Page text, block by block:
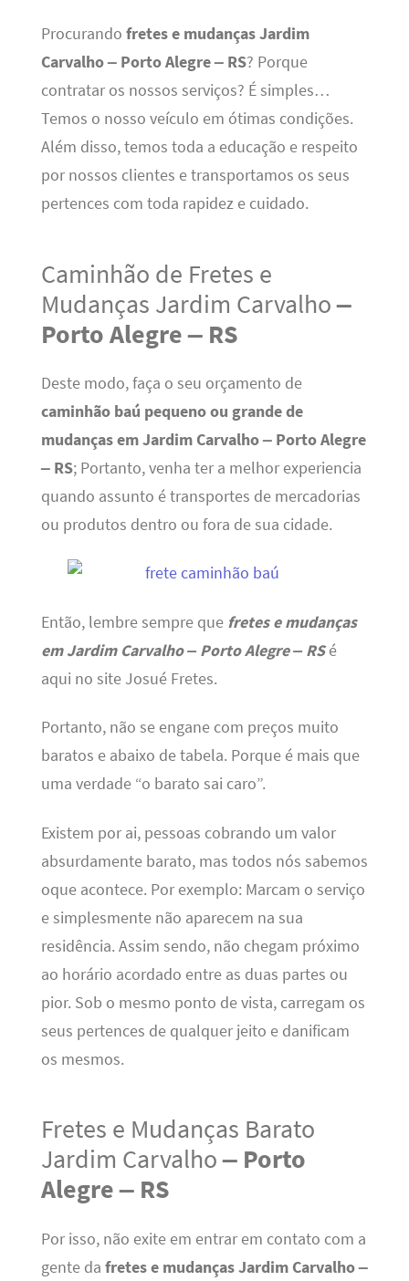
Procurando fretes e mudanças Jardim
Carvalho – Porto Alegre – RS? Porque
contratar os nossos serviços? É simples…
Temos o nosso veículo em ótimas condições.
Além disso, temos toda a educação e respeito
por nossos clientes e transportamos os seus
pertences com toda rapidez e cuidado.
Caminhão de Fretes e
Mudanças Jardim Carvalho–
Porto Alegre – RS
Deste modo, faça o seu orçamento de
caminhão baú pequeno ou grande de
mudanças em Jardim Carvalho – Porto Alegre
– RS; Portanto, venha ter a melhor experiencia
quando assunto é transportes de mercadorias
ou produtos dentro ou fora de sua cidade.
Então, lembre sempre que fretes e mudanças
em Jardim Carvalho – Porto Alegre – RSé
aqui no site Josué Fretes.
Portanto, não se engane com preços muito
baratos e abaixo de tabela. Porque é mais que
uma verdade “o barato sai caro”.
Existem por ai, pessoas cobrando um valor
absurdamente barato, mas todos nós sabemos
oque acontece. Por exemplo: Marcam o serviço
e simplesmente não aparecem na sua
residência. Assim sendo, não chegam próximo
ao horário acordado entre as duas partes ou
pior. Sob o mesmo ponto de vista, carregam os
seus pertences de qualquer jeito e danificam
os mesmos.
Fretes e Mudanças Barato
Jardim Carvalho– Porto
Alegre – RS
Por isso, não exite em entrar em contato com a
gente da fretes e mudanças Jardim Carvalho –